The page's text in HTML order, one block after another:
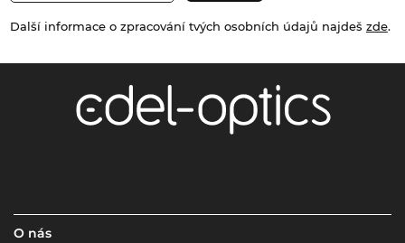
Další informace o zpracování tvých osobních údajů najdeš zde.
O nás